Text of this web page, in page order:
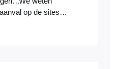
op de sites
uitgevoerd en